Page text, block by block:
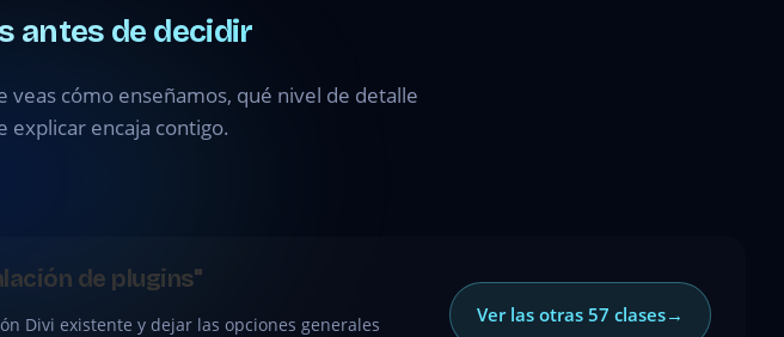
antes de decidir
veas cómo enseñamos, qué nivel de detalle
explicar encaja contigo.
de plugins"
Divi existente y dejar las opciones generales
Ver las otras 57 clases→